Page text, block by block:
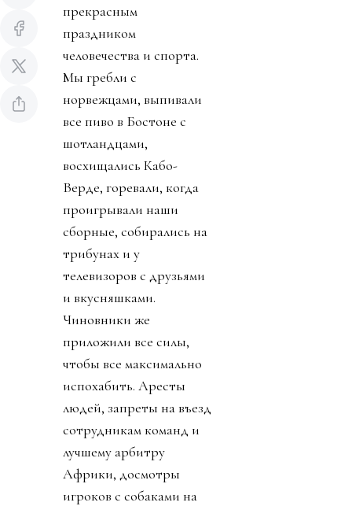
прекрасным
праздником
человечества и спорта.
Мы гребли с
норвежцами, выпивали
все пиво в Бостоне с
шотландцами,
восхищались Кабо-
Верде, горевали, когда
проигрывали наши
сборные, собирались на
трибунах и у
телевизоров с друзьями
и вкусняшками.
Чиновники же
приложили все силы,
чтобы все максимально
испохабить. Аресты
людей, запреты на въезд
сотрудникам команд и
лучшему арбитру
Африки, досмотры
игроков с собаками на